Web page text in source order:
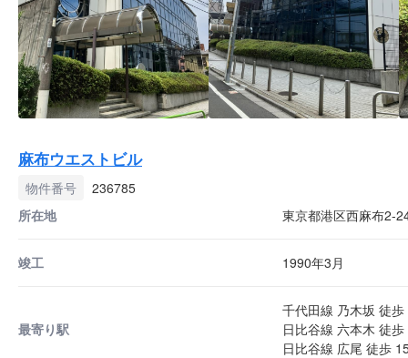
麻布ウエストビル
物件番号
236785
所在地
東京都港区西麻布2-
竣工 1990年3月
最寄り駅
千代田線 乃木坂 徒
日比谷線 六本木 徒
日比谷線 広尾 徒歩